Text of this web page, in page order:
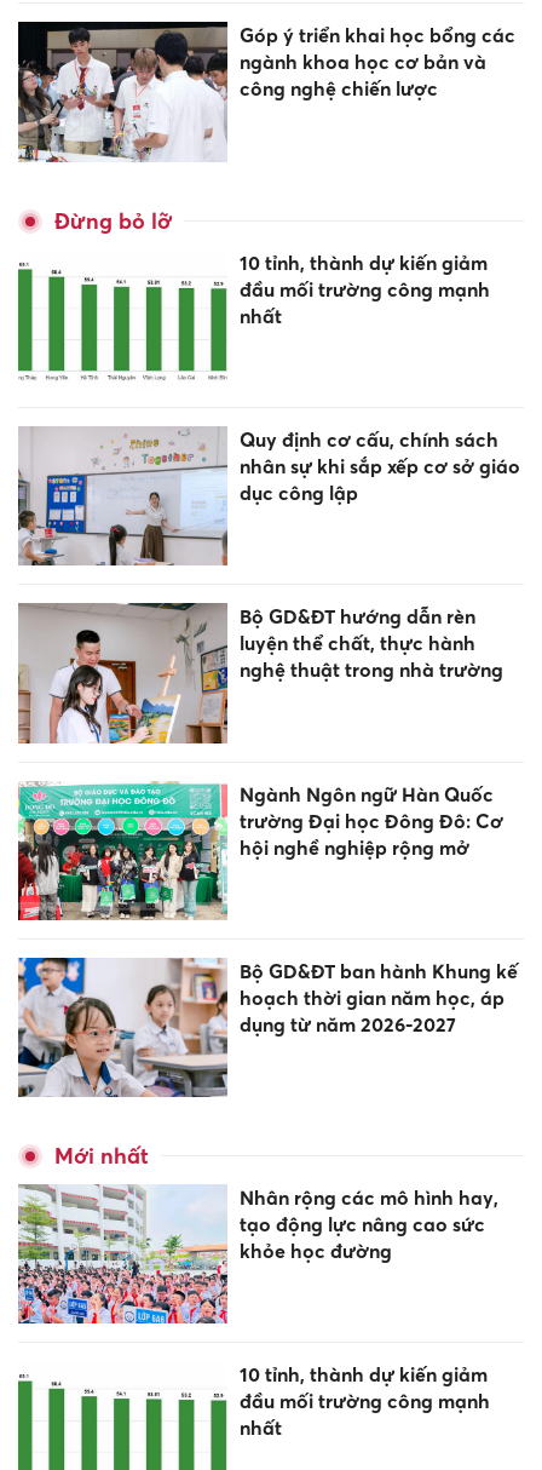
Góp ý triển khai học bổng các
ngành khoa học cơ bản và
công nghệ chiến lược
Đừng bỏ lỡ
10 tỉnh, thành dự kiến giảm
đầu mối trường công mạnh
nhất
Quy định cơ cấu, chính sách
nhân sự khi sắp xếp cơ sở giáo
dục công lập
Bộ GD&ĐT hướng dẫn rèn
luyện thể chất, thực hành
nghệ thuật trong nhà trường
Ngành Ngôn ngữ Hàn Quốc
trường Đại học Đông Đô: Cơ
hội nghề nghiệp rộng mở
Bộ GD&ĐT ban hành Khung kế
hoạch thời gian năm học, áp
dụng từ năm 2026-2027
Mới nhất
Nhân rộng các mô hình hay,
tạo động lực nâng cao sức
khỏe học đường
10 tỉnh, thành dự kiến giảm
đầu mối trường công mạnh
nhất